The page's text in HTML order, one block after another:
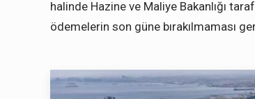
halinde Hazine ve Maliye Bakanlığı
ödemelerin son güne bırakılmaması